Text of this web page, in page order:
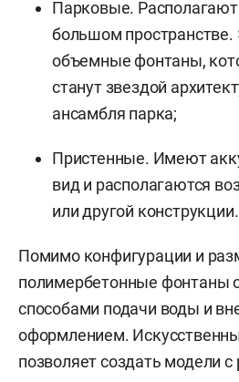
Парковые. Располагают
большом пространстве.
объемные фонтаны,
станут звездой
ансамбля парка;
Пристенные. Имеют
вид и располагаются
или другой конструкции.
Помимо конфигурации и
полимербетонные фонтаны
способами подачи воды и
оформлением.
позволяет создать модели